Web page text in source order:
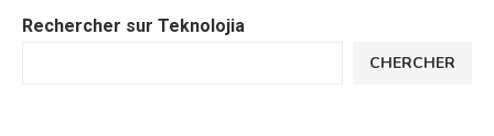
Rechercher sur Teknolojia
CHERCHER